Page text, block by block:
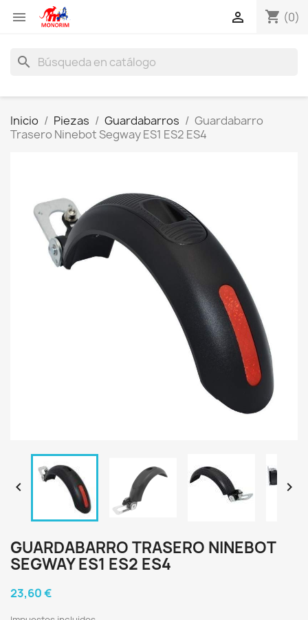
 shopping_cart (0)

search
Inicio Piezas Guardabarros
Guardabarro
Trasero Ninebot Segway ES1 ES2 ES4
 
GUARDABARRO TRASERO NINEBOT
SEGWAY ES1 ES2 ES4
23,60 €